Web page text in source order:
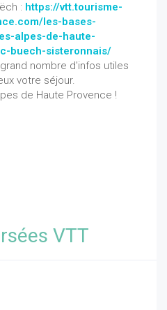
: https://vtt.tourisme-
les-bases-
alpes-de-haute-
buech-sisteronnais/
nombre d'infos utiles
votre séjour.
de Haute Provence !
VTT